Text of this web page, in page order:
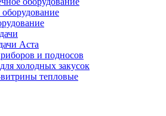
Аста
и подносов
холодных закусок
тепловые